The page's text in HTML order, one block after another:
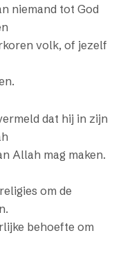
niemand tot God
volk, of jezelf
dat hij in zijn
Allah mag maken.
om de
behoefte om